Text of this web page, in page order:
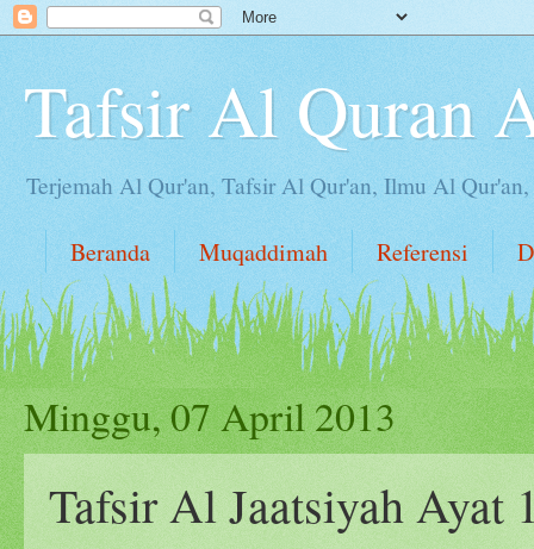
Tafsir Al Quran
Terjemah Al Qur'an, Tafsir Al Qur'an, Ilmu Al
Beranda Muqaddimah Referensi
Minggu, 07 April 2013
Tafsir Al Jaatsiyah Ayat